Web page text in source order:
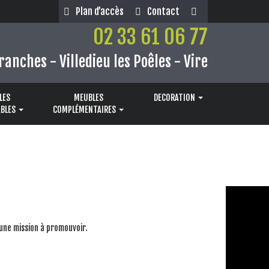
Plan d’accès Contact
02 33 61 06 77
- Villedieu les Poêles - Vire
MEUBLES
COMPLÉMENTAIRES
DECORATION
mission à promouvoir.